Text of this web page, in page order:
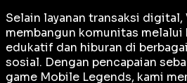
Selain layanan transaksi digital,
membangun komunitas
edukatif dan hiburan di
sosial. Dengan pencapaian
game Mobile Legends, kami